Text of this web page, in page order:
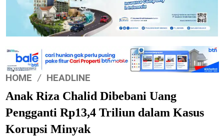
HOME HEADLINE
Anak Riza Chalid Dibebani Uang
Pengganti Rp13,4 Triliun dalam Kasus
Korupsi Minyak